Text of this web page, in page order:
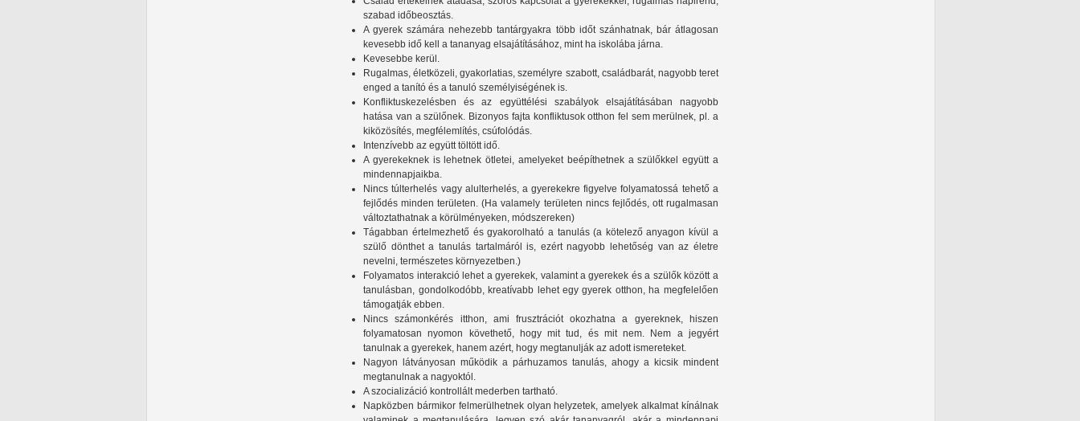
szabad időbeosztás.
A gyerek számára nehezebb tantárgyakra több időt szánhatnak, bár átlagosan
kevesebb idő kell a tananyag elsajátításához, mint ha iskolába járna.
Kevesebbe kerül.
Rugalmas, életközeli, gyakorlatias, személyre szabott, családbarát, nagyobb teret
enged a tanító és a tanuló személyiségének is.
Konfliktuskezelésben és az együttélési szabályok elsajátításában nagyobb
hatása van a szülőnek. Bizonyos fajta konfliktusok otthon fel sem merülnek, pl. a
kiközösítés, megfélemlítés, csúfolódás.
Intenzívebb az együtt töltött idő.
A gyerekeknek is lehetnek ötletei, amelyeket beépíthetnek a szülőkkel együtt a
mindennapjaikba.
Nincs túlterhelés vagy alulterhelés, a gyerekekre figyelve folyamatossá tehető a
fejlődés minden területen. (Ha valamely területen nincs fejlődés, ott rugalmasan
változtathatnak a körülményeken, módszereken)
Tágabban értelmezhető és gyakorolható a tanulás (a kötelező anyagon kívül a
szülő dönthet a tanulás tartalmáról is, ezért nagyobb lehetőség van az életre
nevelni, természetes környezetben.)
Folyamatos interakció lehet a gyerekek, valamint a gyerekek és a szülők között a
tanulásban, gondolkodóbb, kreatívabb lehet egy gyerek otthon, ha megfelelően
támogatják ebben.
Nincs számonkérés itthon, ami frusztrációt okozhatna a gyereknek, hiszen
folyamatosan nyomon követhető, hogy mit tud, és mit nem. Nem a jegyért
tanulnak a gyerekek, hanem azért, hogy megtanulják az adott ismereteket.
Nagyon látványosan működik a párhuzamos tanulás, ahogy a kicsik mindent
megtanulnak a nagyoktól.
A szocializáció kontrollált mederben tartható.
Napközben bármikor felmerülhetnek olyan helyzetek, amelyek alkalmat kínálnak